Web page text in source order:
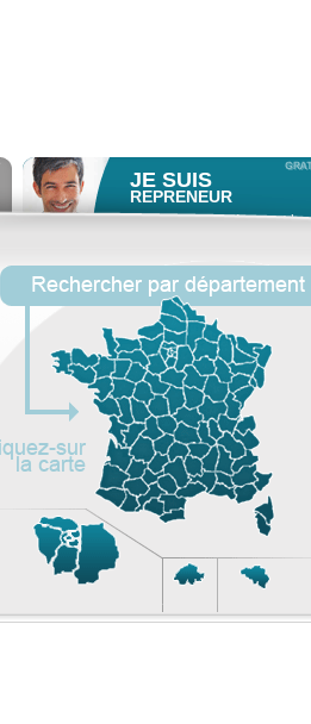
JE SUIS
REPRENEUR
Consulter gratuitementles
ACCÈS REPRENEUR